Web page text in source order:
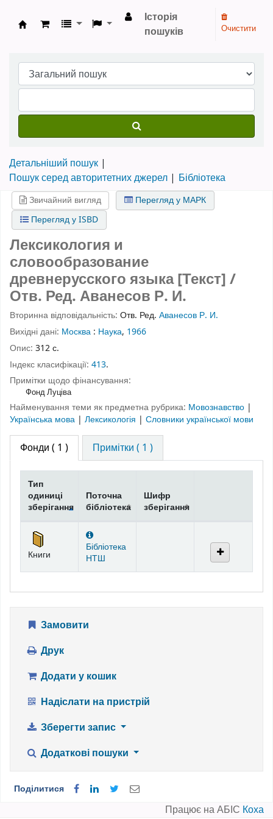
Бібліотека НТШ › Електронний каталог
Історія
пошуків
Очистити
Детальніший пошук
Пошук серед авторитетних джерел
Бібліотека
Звичайний вигляд
Перегляд у МАРК
Перегляд у ISBD
Лексикология и
словообразование
древнерусского языка [Текст] /
Отв. Ред. Аванесов Р. И.
Вторинна відповідальність: Отв. Ред. Аванесов Р. И.
Вихідні дані: Москва : Наука, 1966
Опис: 312 с.
Індекс класифікації: 413.
Примітки щодо фінансування:
Фонд Луціва
Найменування теми як предметна рубрика: Мовознавство |
Українська мова | Лексикологія | Словники української мови
Фонди ( 1 ) Примітки ( 1 )
Фонди
Тип
одиниці
зберігання
Поточна
бібліотека
Шифр
зберігання
Книги
Бібліотека
НТШ
Замовити
Друк
Додати у кошик
Надіслати на пристрій
Зберегти запис
Додаткові пошуки
Поділитися
Працює на АБІС Коха